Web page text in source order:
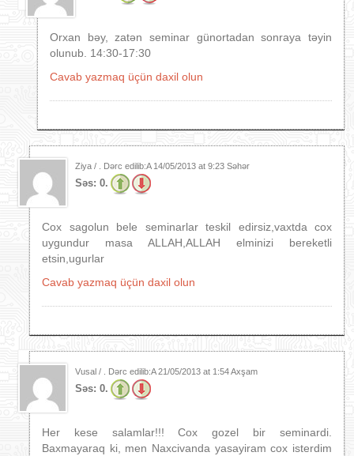
Orxan bəy, zatən seminar günortadan sonraya təyin
olunub. 14:30-17:30
Cavab yazmaq üçün daxil olun
Ziya / . Dərc edilib:A 14/05/2013 at 9:23 Səhər
Səs: 0.
Cox sagolun bele seminarlar teskil edirsiz,vaxtda cox
uygundur masa ALLAH,ALLAH elminizi bereketli
etsin,ugurlar
Cavab yazmaq üçün daxil olun
Vusal / . Dərc edilib:A21/05/2013 at 1:54 Axşam
Səs: 0.
Her kese salamlar!!! Cox gozel bir seminardi.
Baxmayaraq ki, men Naxcivanda yasayiram cox isterdim